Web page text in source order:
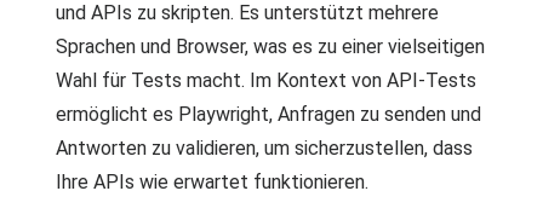
und APIs zu skripten. Es unterstützt mehrere
Sprachen und Browser, was es zu einer vielseitigen
Wahl für Tests macht. Im Kontext von API-Tests
ermöglicht es Playwright, Anfragen zu senden und
Antworten zu validieren, um sicherzustellen, dass
Ihre APIs wie erwartet funktionieren.